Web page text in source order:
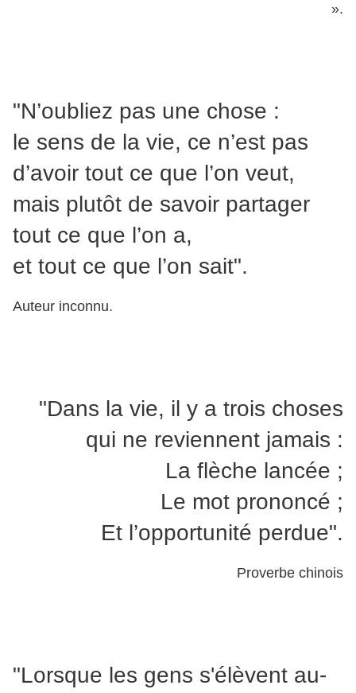
».
"N’oubliez pas une chose :
le sens de la vie, ce n’est pas
d’avoir tout ce que l’on veut,
mais plutôt de savoir partager
tout ce que l’on a,
et tout ce que l’on sait".
Auteur inconnu.
"Dans la vie, il y a trois choses
qui ne reviennent jamais :
La flèche lancée ;
Le mot prononcé ;
Et l’opportunité perdue".
Proverbe chinois
"Lorsque les gens s'élèvent au-